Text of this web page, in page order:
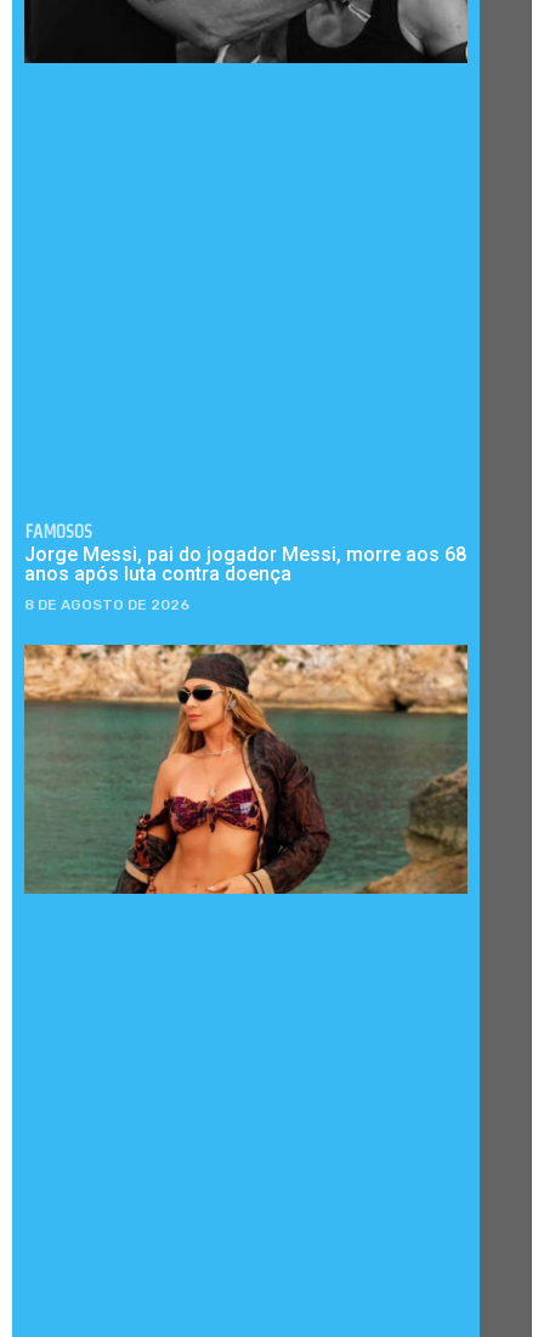
FAMOSOS
Jorge Messi, pai do jogador Messi, morre aos 68
anos após luta contra doença
8 DE AGOSTO DE 2026